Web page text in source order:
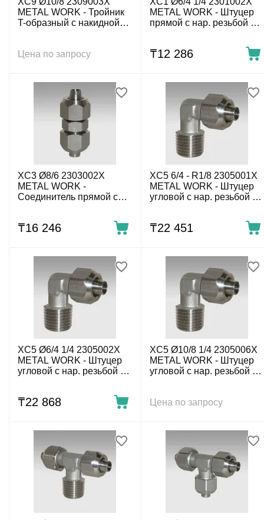
METAL WORK - Тройник
T-образный с накидной
Цена по запросу
METAL WORK - Штуцер
прямой с нар. резьбой с
₸12 286
XC3 Ø8/6 2303002X
METAL WORK -
Соединитель прямой с
₸16 246
XC5 6/4 - R1/8 2305001X
METAL WORK - Штуцер
угловой с нар. резьбой с
₸22 451
XC5 Ø6/4 1/4 2305002X
METAL WORK - Штуцер
угловой с нар. резьбой с
₸22 868
XC5 Ø10/8 1/4 2305006X
METAL WORK - Штуцер
угловой с нар. резьбой с
Цена по запросу